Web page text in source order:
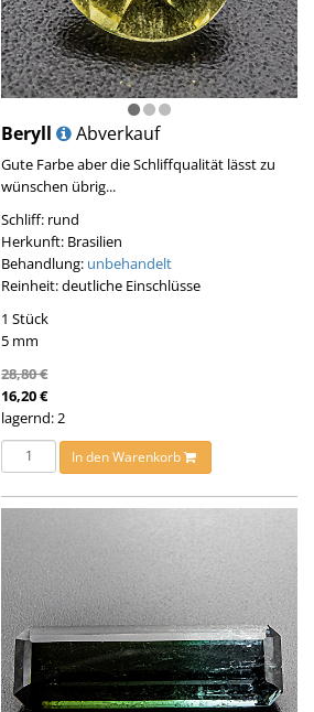
Beryll Abverkauf
Gute Farbe aber die Schliffqualität lässt zu
wünschen übrig...
Schliff: rund
Herkunft: Brasilien
Behandlung: unbehandelt
Reinheit: deutliche Einschlüsse
1 Stück
5 mm
28,80 €
16,20 €
lagernd: 2
In den Warenkorb